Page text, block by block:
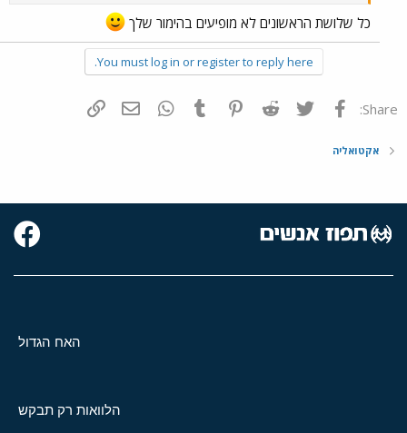
8.מולדובה
לסיכום-הימור זה רק הימור.מי שהיה מהמר נגד פינלנד היה מכפיל את
כל שלושת הראשונים לא מופיעים בהימור שלך
You must log in or register to reply here.
Share: פייסבוק Twitter
Reddit
Pinterest
Tumblr
WhatsAppדואר אלקטרוני
אקטואליה
האח הגדול
הלוואות רק תבקש